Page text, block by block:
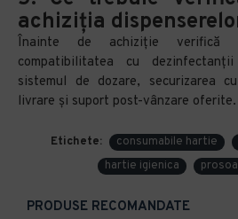
achiziția
Înainte de achiziție verifică
compatibilitatea cu
sistemul de dozare, securizarea
livrare și suport post-vânzare oferite.
Etichete: consumabile hartie
hartie igienica
PRODUSE RECOMANDATE